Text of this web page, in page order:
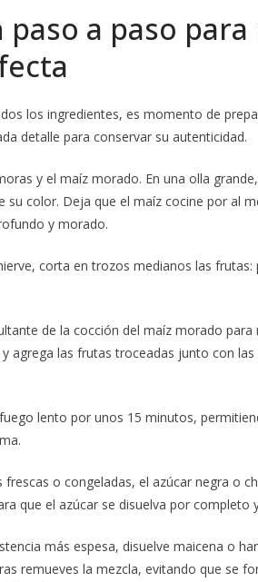
a paso
los ingredientes, es momento de
detalle para conservar su autenticidad.
y el maíz morado. En una olla
su color. Deja que el maíz cocine por al
y morado.
corta en trozos medianos las
de la cocción del maíz morado
agrega las frutas troceadas junto con
lento por unos 15 minutos,
o congeladas, el azúcar negra o
que el azúcar se disuelva por
más espesa, disuelve maicena o
remueves la mezcla, evitando que se